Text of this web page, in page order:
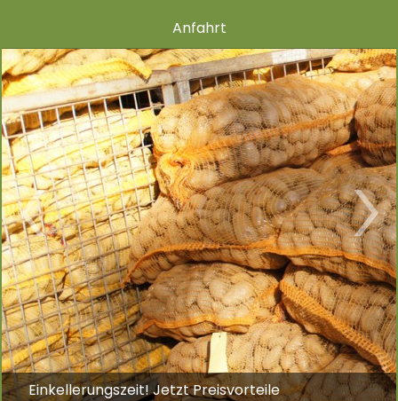
Anfahrt
Einkellerungszeit! Jetzt Preisvorteile